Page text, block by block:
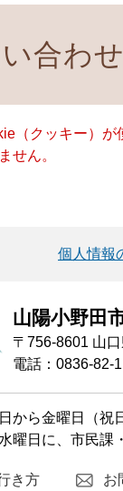
合わせ
（クッキー）
せん。
個人情報
山陽小野田
〒756-8601 山
電話：0836-82-
から金曜日（祝
曜日に、市民課
き方 お